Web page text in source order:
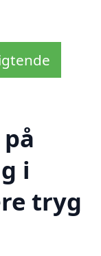
i
tryg